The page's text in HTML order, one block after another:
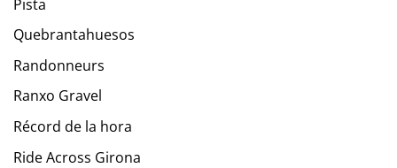
Pista
Quebrantahuesos
Randonneurs
Ranxo Gravel
Récord de la hora
Ride Across Girona